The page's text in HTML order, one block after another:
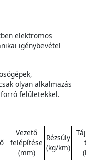
elektromos
igénybevétel
olyan alkalmazás
felületekkel.
Vezető
felépítése
(mm)
Rézsúly
(kg/km)